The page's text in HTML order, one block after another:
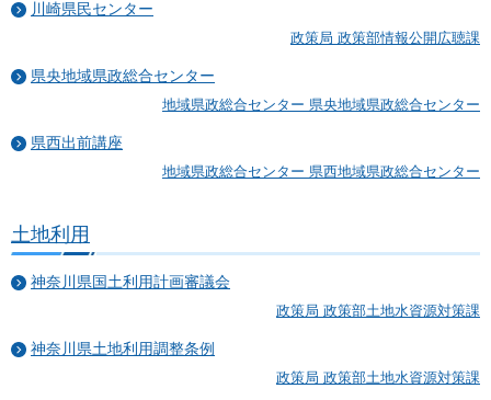
川崎県民センター
政策局 政策部情報公開広聴課
県央地域県政総合センター
地域県政総合センター 県央地域県政総合センター
県西出前講座
地域県政総合センター 県西地域県政総合センター
土地利用
神奈川県国土利用計画審議会
政策局 政策部土地水資源対策課
神奈川県土地利用調整条例
政策局 政策部土地水資源対策課